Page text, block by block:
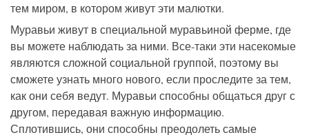
тем миром, в котором живут эти малютки.
Муравьи живут в специальной муравьиной ферме, где
вы можете наблюдать за ними. Все-таки эти насекомые
являются сложной социальной группой, поэтому вы
сможете узнать много нового, если проследите за тем,
как они себя ведут. Муравьи способны общаться друг с
другом, передавая важную информацию.
Сплотившись, они способны преодолеть самые